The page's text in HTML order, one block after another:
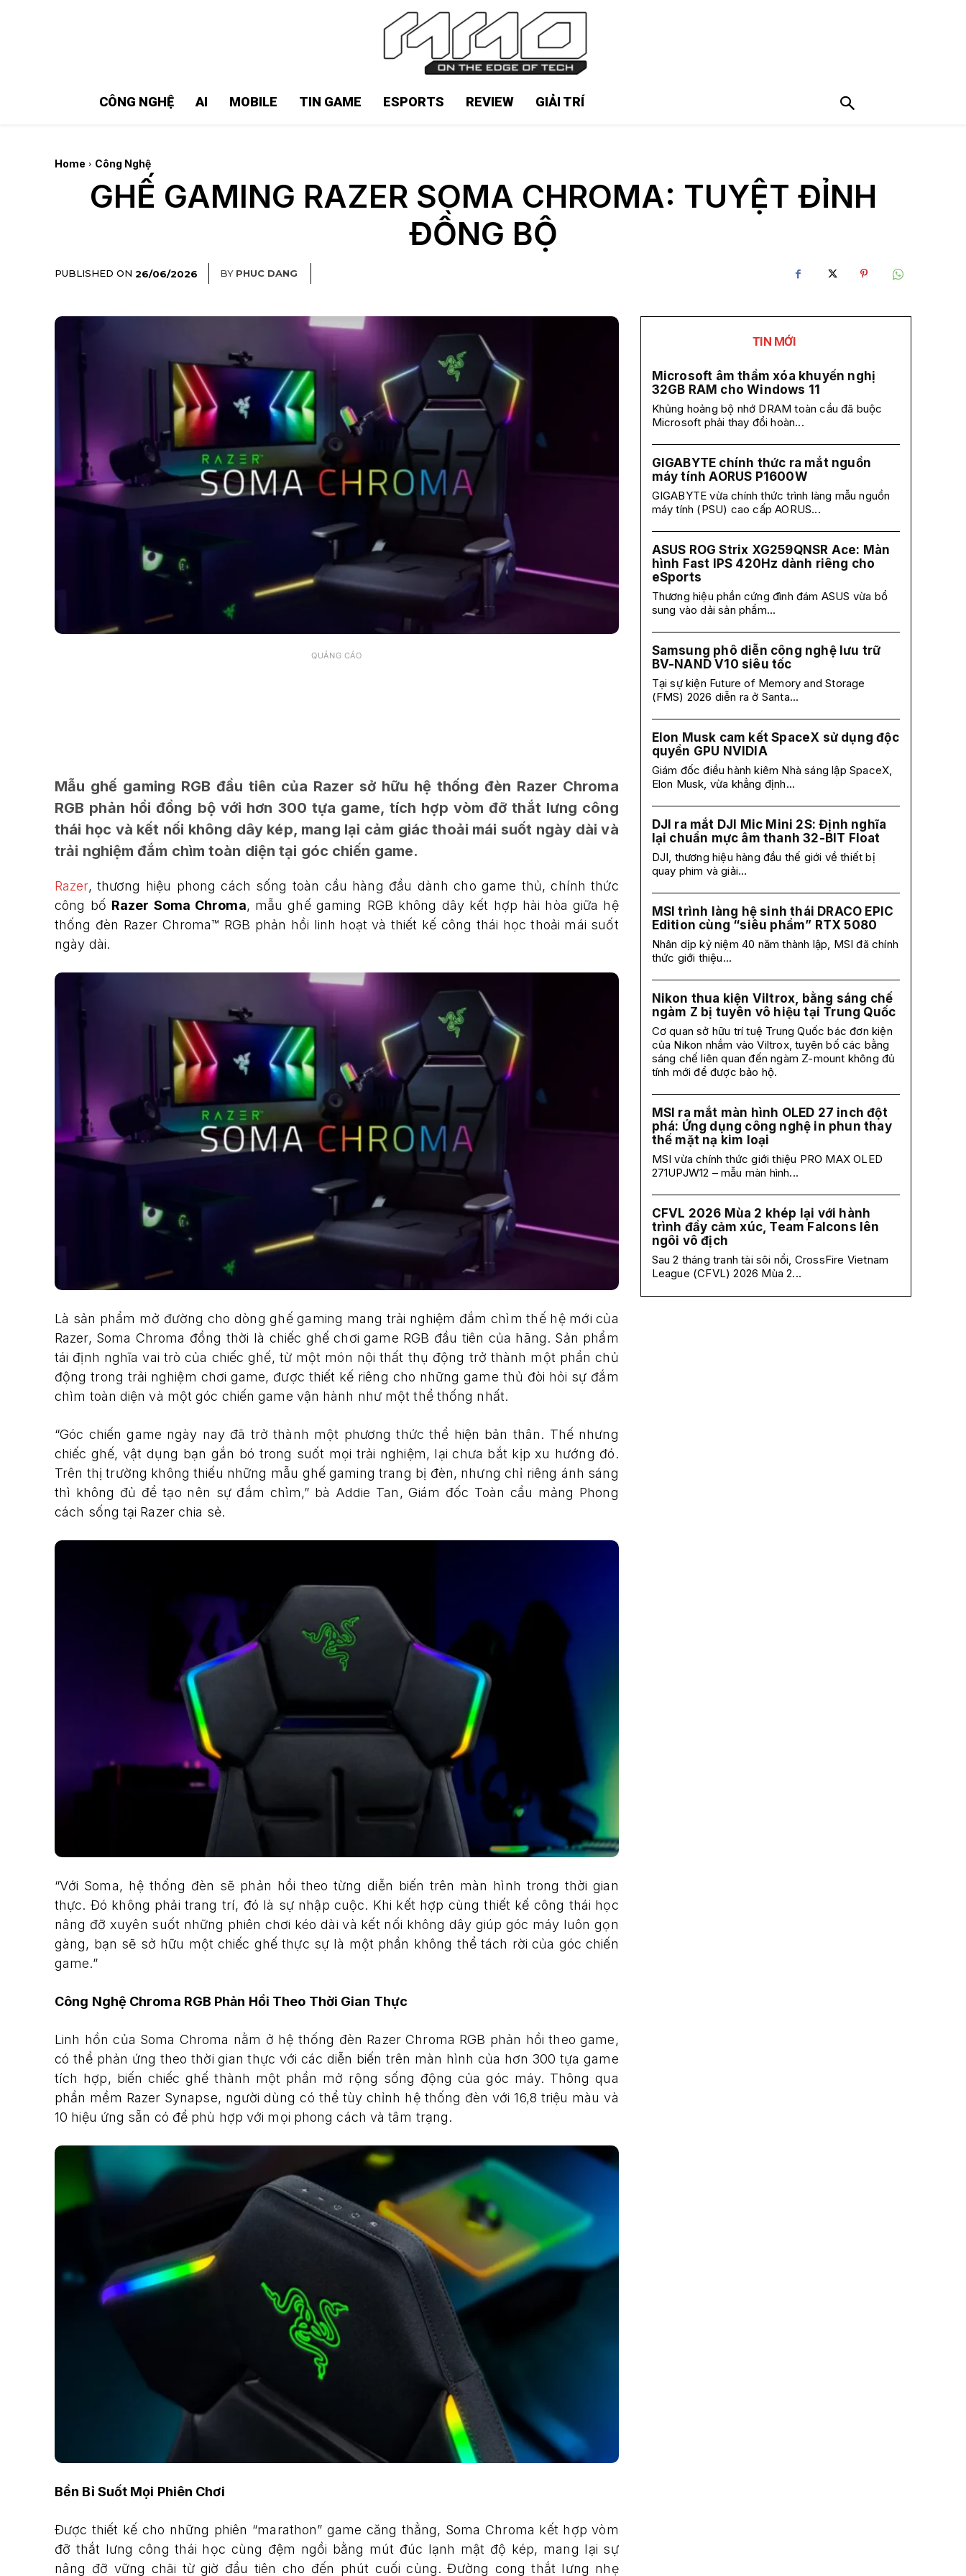
CÔNG NGHỆ AI MOBILE TIN GAME ESPORTS REVIEW GIẢI TRÍ
Home Công Nghệ
GHẾ GAMING RAZER SOMA CHROMA: TUYỆT ĐỈNH
ĐỒNG BỘ
PUBLISHED ON 26/06/2026 BY PHUC DANG
QUẢNG CÁO
Mẫu ghế gaming RGB đầu tiên của Razer sở hữu hệ thống đèn Razer Chroma
RGB phản hồi đồng bộ với hơn 300 tựa game, tích hợp vòm đỡ thắt lưng công
thái học và kết nối không dây kép, mang lại cảm giác thoải mái suốt ngày dài và
trải nghiệm đắm chìm toàn diện tại góc chiến game.
Razer, thương hiệu phong cách sống toàn cầu hàng đầu dành cho game thủ, chính thức
công bố Razer Soma Chroma, mẫu ghế gaming RGB không dây kết hợp hài hòa giữa hệ
thống đèn Razer Chroma™ RGB phản hồi linh hoạt và thiết kế công thái học thoải mái suốt
ngày dài.
Là sản phẩm mở đường cho dòng ghế gaming mang trải nghiệm đắm chìm thế hệ mới của
Razer, Soma Chroma đồng thời là chiếc ghế chơi game RGB đầu tiên của hãng. Sản phẩm
tái định nghĩa vai trò của chiếc ghế, từ một món nội thất thụ động trở thành một phần chủ
động trong trải nghiệm chơi game, được thiết kế riêng cho những game thủ đòi hỏi sự đắm
chìm toàn diện và một góc chiến game vận hành như một thể thống nhất.
“Góc chiến game ngày nay đã trở thành một phương thức thể hiện bản thân. Thế nhưng
chiếc ghế, vật dụng bạn gắn bó trong suốt mọi trải nghiệm, lại chưa bắt kịp xu hướng đó.
Trên thị trường không thiếu những mẫu ghế gaming trang bị đèn, nhưng chỉ riêng ánh sáng
thì không đủ để tạo nên sự đắm chìm,” bà Addie Tan, Giám đốc Toàn cầu mảng Phong
cách sống tại Razer chia sẻ.
“Với Soma, hệ thống đèn sẽ phản hồi theo từng diễn biến trên màn hình trong thời gian
thực. Đó không phải trang trí, đó là sự nhập cuộc. Khi kết hợp cùng thiết kế công thái học
nâng đỡ xuyên suốt những phiên chơi kéo dài và kết nối không dây giúp góc máy luôn gọn
gàng, bạn sẽ sở hữu một chiếc ghế thực sự là một phần không thể tách rời của góc chiến
game.”
Công Nghệ Chroma RGB Phản Hồi Theo Thời Gian Thực
Linh hồn của Soma Chroma nằm ở hệ thống đèn Razer Chroma RGB phản hồi theo game,
có thể phản ứng theo thời gian thực với các diễn biến trên màn hình của hơn 300 tựa game
tích hợp, biến chiếc ghế thành một phần mở rộng sống động của góc máy. Thông qua
phần mềm Razer Synapse, người dùng có thể tùy chỉnh hệ thống đèn với 16,8 triệu màu và
10 hiệu ứng sẵn có để phù hợp với mọi phong cách và tâm trạng.
Bền Bỉ Suốt Mọi Phiên Chơi
Được thiết kế cho những phiên “marathon” game căng thẳng, Soma Chroma kết hợp vòm
đỡ thắt lưng công thái học cùng đệm ngồi bằng mút đúc lạnh mật độ kép, mang lại sự
nâng đỡ vững chãi từ giờ đầu tiên cho đến phút cuối cùng. Đường cong thắt lưng nhẹ
TIN MỚI
Microsoft âm thầm xóa khuyến nghị
32GB RAM cho Windows 11
Khủng hoảng bộ nhớ DRAM toàn cầu đã buộc
Microsoft phải thay đổi hoàn...
GIGABYTE chính thức ra mắt nguồn
máy tính AORUS P1600W
GIGABYTE vừa chính thức trình làng mẫu nguồn
máy tính (PSU) cao cấp AORUS...
ASUS ROG Strix XG259QNSR Ace: Màn
hình Fast IPS 420Hz dành riêng cho
eSports
Thương hiệu phần cứng đình đám ASUS vừa bổ
sung vào dải sản phẩm...
Samsung phô diễn công nghệ lưu trữ
BV-NAND V10 siêu tốc
Tại sự kiện Future of Memory and Storage
(FMS) 2026 diễn ra ở Santa...
Elon Musk cam kết SpaceX sử dụng độc
quyền GPU NVIDIA
Giám đốc điều hành kiêm Nhà sáng lập SpaceX,
Elon Musk, vừa khẳng định...
DJI ra mắt DJI Mic Mini 2S: Định nghĩa
lại chuẩn mực âm thanh 32-BIT Float
DJI, thương hiệu hàng đầu thế giới về thiết bị
quay phim và giải...
MSI trình làng hệ sinh thái DRACO EPIC
Edition cùng “siêu phẩm” RTX 5080
Nhân dịp kỷ niệm 40 năm thành lập, MSI đã chính
thức giới thiệu...
Nikon thua kiện Viltrox, bằng sáng chế
ngàm Z bị tuyên vô hiệu tại Trung Quốc
Cơ quan sở hữu trí tuệ Trung Quốc bác đơn kiện
của Nikon nhắm vào Viltrox, tuyên bố các bằng
sáng chế liên quan đến ngàm Z-mount không đủ
tính mới để được bảo hộ.
MSI ra mắt màn hình OLED 27 inch đột
phá: Ứng dụng công nghệ in phun thay
thế mặt nạ kim loại
MSI vừa chính thức giới thiệu PRO MAX OLED
271UPJW12 – mẫu màn hình...
CFVL 2026 Mùa 2 khép lại với hành
trình đầy cảm xúc, Team Falcons lên
ngôi vô địch
Sau 2 tháng tranh tài sôi nổi, CrossFire Vietnam
League (CFVL) 2026 Mùa 2...